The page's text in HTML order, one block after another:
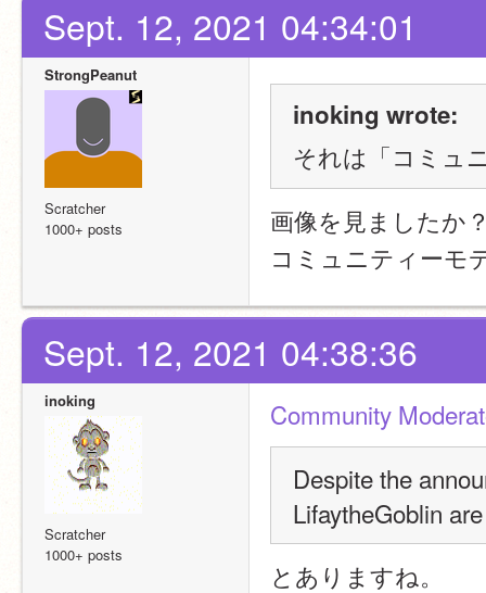
Sept. 12, 2021 04:34:01
StrongPeanut
Scratcher
1000+ posts
inoking wrote:
それは「コミュ
画像を見ましたか
コミュニティーモ
Sept. 12, 2021 04:38:36
inoking
Scratcher
1000+ posts
Community
Despite the
LifaytheGoblin
とありますね。